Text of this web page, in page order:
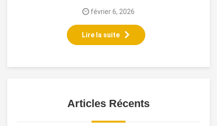
Lire la suite
février 6, 2026
Articles Récents